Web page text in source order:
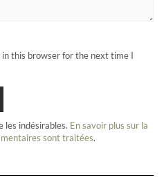
this browser for the next time I
les indésirables. En savoir plus sur la
sont traitées.